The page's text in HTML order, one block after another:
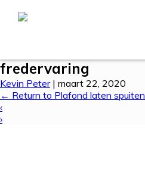
fredervaring
Kevin Peter | maart 22, 2020
← Return to Plafond laten spuiten
‹
›
Contact